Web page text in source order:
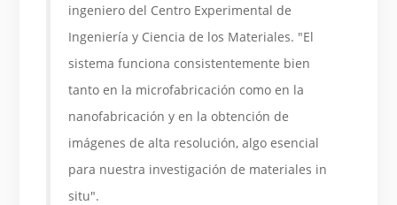
ingeniero del Centro Experimental de
Ingeniería y Ciencia de los Materiales. "El
sistema funciona consistentemente bien
tanto en la microfabricación como en la
nanofabricación y en la obtención de
imágenes de alta resolución, algo esencial
para nuestra investigación de materiales in
situ".